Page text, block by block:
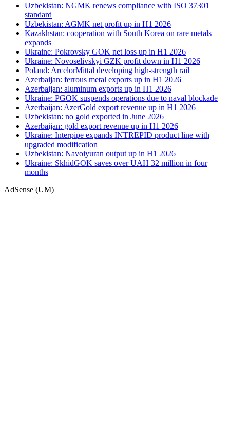
Uzbekistan: NGMK renews compliance with ISO 37301
standard
Uzbekistan: AGMK net profit up in H1 2026
Kazakhstan: cooperation with South Korea on rare metals
expands
Ukraine: Pokrovsky GOK net loss up in H1 2026
Ukraine: Novoselivskyi GZK profit down in H1 2026
Poland: ArcelorMittal developing high-strength rail
Azerbaijan: ferrous metal exports up in H1 2026
Azerbaijan: aluminum exports up in H1 2026
Ukraine: PGOK suspends operations due to naval blockade
Azerbaijan: AzerGold export revenue up in H1 2026
Uzbekistan: no gold exported in June 2026
Azerbaijan: gold export revenue up in H1 2026
Ukraine: Interpipe expands INTREPID product line with
upgraded modification
Uzbekistan: Navoiyuran output up in H1 2026
Ukraine: SkhidGOK saves over UAH 32 million in four
months
AdSense (UM)